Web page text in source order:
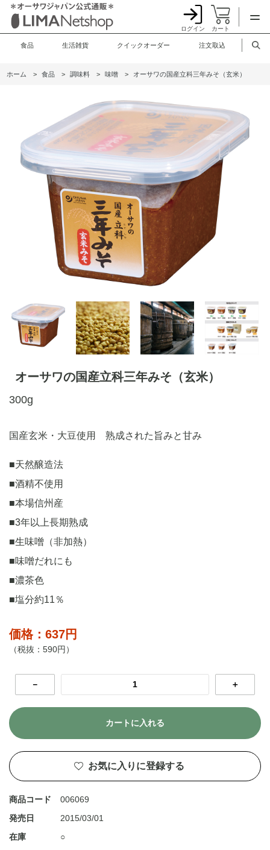
ログイン カート
食品 生活雑貨 クイックオーダー 注文取込
ホーム > 食品 > 調味料 > 味噌 > オーサワの国産立科三年みそ（玄米）
オーサワの国産立科三年みそ（玄米）
300g
国産玄米・大豆使用 熟成された旨みと甘み
■天然醸造法
■酒精不使用
■本場信州産
■3年以上長期熟成
■生味噌（非加熱）
■味噌だれにも
■濃茶色
■塩分約11％
価格：637円
（税抜：590円）
－ ＋
カートに入れる
お気に入りに登録する
商品コード
006069
発売日
2015/03/01
在庫
○